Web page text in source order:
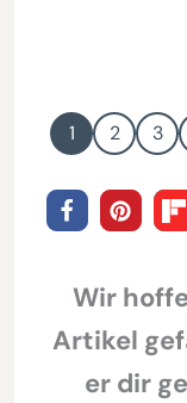
1 2 3
Wir
Artikel
er dir